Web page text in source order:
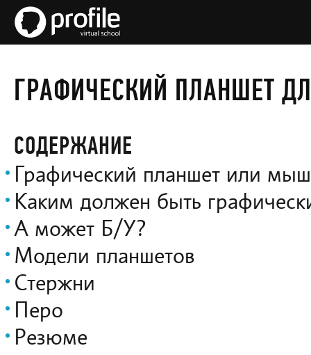
ГРАФИЧЕСКИЙ ПЛАНШЕТ
СОДЕРЖАНИЕ
Графический планшет или
Каким должен быть
А может Б/У?
Модели планшетов
Стержни
Перо
Резюме